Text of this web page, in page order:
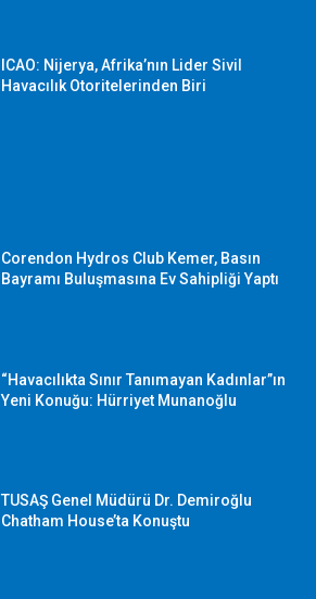
ICAO: Nijerya, Afrika’nın Lider Sivil
Havacılık Otoritelerinden Biri
Corendon Hydros Club Kemer, Basın
Bayramı Buluşmasına Ev Sahipliği Yaptı
“Havacılıkta Sınır Tanımayan Kadınlar”ın
Yeni Konuğu: Hürriyet Munanoğlu
TUSAŞ Genel Müdürü Dr. Demiroğlu
Chatham House’ta Konuştu